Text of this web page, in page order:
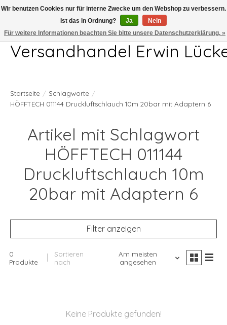
Telefon 04407 715872 MO-DO 7.00-17.00Uhr FR 7.00-13.00Uhr
Versandhandel Erwin
Startseite / Schlagworte /
HÖFFTECH 011144 Druckluftschlauch 10m 20bar mit Adaptern 6
Artikel mit Schlagwort
HÖFFTECH 011144
Druckluftschlauch 10m
20bar mit Adaptern 6
Filter anzeigen
0
Produkte
Sortieren
nach
Am meisten
angesehen
Keine Produkte gefunden!
Wir benutzen Cookies nur für interne Zwecke um den Webshop zu verbessern.
Ist das in Ordnung?
Ja
Nein
Für weitere Informationen beachten Sie bitte unsere Datenschutzerklärung. »